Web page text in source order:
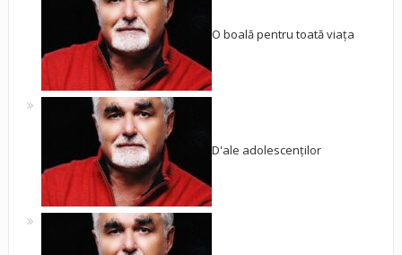
O boală pentru toată viața
D'ale adolescenților